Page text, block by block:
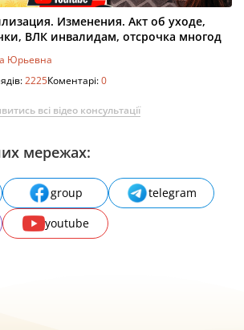
Изменения. Акт об уходе,
ВЛК инвалидам, отсрочка многод
Юрьевна
2225Коментарі:0
всі відео консультації
мережах:
group
telegram
youtube